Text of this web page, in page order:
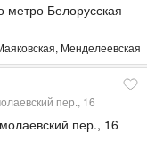
метро Белорусская
, Менделеевская
пер., 16
пер., 16